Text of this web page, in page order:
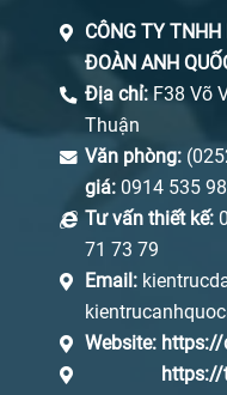
CÔNG TY TNHH
ĐOÀN ANH
Địa chỉ:F38 Võ
Thuận
Văn phòng:
giá: 0914 535
Tư vấn thiết kế:
71 73 79
Email:
Website:
https://